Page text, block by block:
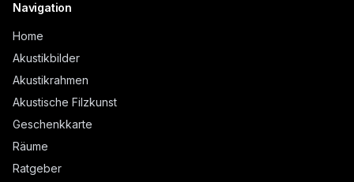
Navigation
Home
Akustikbilder
Akustikrahmen
Akustische Filzkunst
Geschenkkarte
Räume
Ratgeber